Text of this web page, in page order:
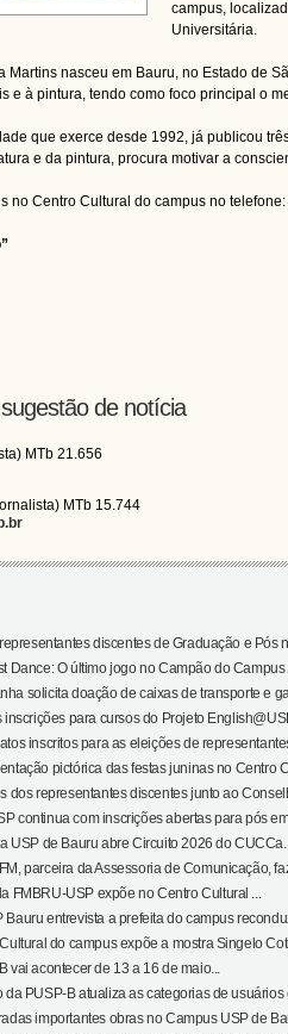
campus,
Universitária.
Martins nasceu em Bauru, no Estado de
e à pintura, tendo como foco principal o
que exerce desde 1992, já publicou
e da pintura, procura motivar a
no Centro Cultural do campus no
de notícia
MTb 21.656
MTb 15.744
discentes de Graduação e Pós
Dance: O último jogo no Campão do Campus
solicita doação de caixas de transporte e
inscrições para cursos do Projeto
inscritos para as eleições de
pictórica das festas juninas no Centro
dos representantes discentes junto ao
continua com inscrições abertas para pós em
USP de Bauru abre Circuito 2026 do CUCCa...
parceira da Assessoria de Comunicação, faz
FMBRU-USP expõe no Centro Cultural ...
Bauru entrevista a prefeita do campus
do campus expõe a mostra Singelo
vai acontecer de 13 a 16 de maio...
da PUSP-B atualiza as categorias de usuários
importantes obras no Campus USP de